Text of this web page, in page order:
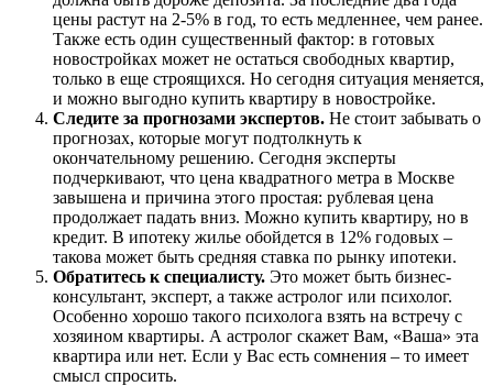
цены растут на 2-5% в год, то есть медленнее, чем ранее.
Также есть один существенный фактор: в готовых
новостройках может не остаться свободных квартир,
только в еще строящихся. Но сегодня ситуация меняется,
и можно выгодно купить квартиру в новостройке.
Следите за прогнозами экспертов. Не стоит забывать о
прогнозах, которые могут подтолкнуть к
окончательному решению. Сегодня эксперты
подчеркивают, что цена квадратного метра в Москве
завышена и причина этого простая: рублевая цена
продолжает падать вниз. Можно купить квартиру, но в
кредит. В ипотеку жилье обойдется в 12% годовых –
такова может быть средняя ставка по рынку ипотеки.
Обратитесь к специалисту. Это может быть бизнес-
консультант, эксперт, а также астролог или психолог.
Особенно хорошо такого психолога взять на встречу с
хозяином квартиры. А астролог скажет Вам, «Ваша» эта
квартира или нет. Если у Вас есть сомнения – то имеет
смысл спросить.